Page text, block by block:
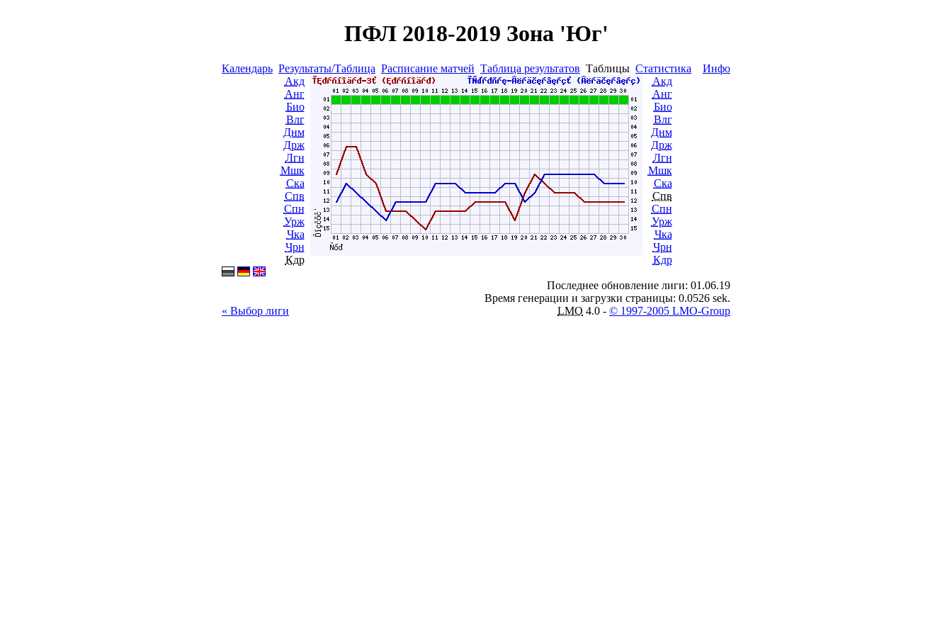
ПФЛ 2018-2019 Зона 'Юг'
Календарь Результаты/Таблица Расписание матчей Таблица результатов Таблицы Статистика
Инфо
Акд
Анг
Био
Влг
Днм
Држ
Лгн
Мшк
Ска
Спв
Спн
Урж
Чка
Чрн
Кдр
Акд
Анг
Био
Влг
Днм
Држ
Лгн
Мшк
Ска
Спв
Спн
Урж
Чка
Чрн
Кдр
« Выбор лиги
Последнее обновление лиги: 01.06.19
Время генерации и загрузки страницы: 0.0526 sek.
LMO 4.0 - © 1997-2005 LMO-Group